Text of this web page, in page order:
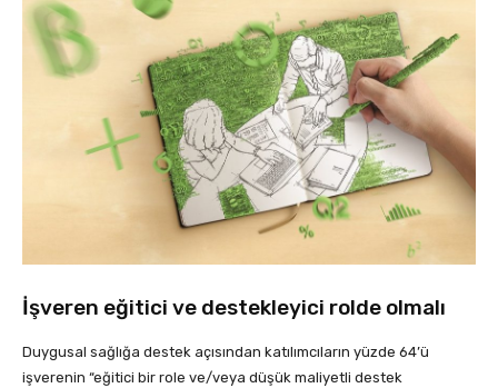
İşveren eğitici ve destekleyici rolde olmalı
Duygusal sağlığa destek açısından katılımcıların yüzde 64’ü
işverenin “eğitici bir role ve/veya düşük maliyetli destek